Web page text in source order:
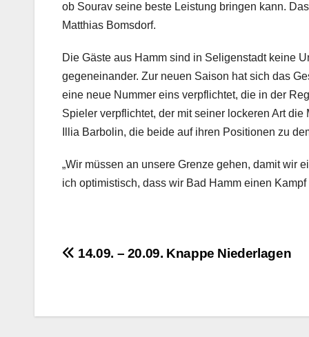
ob Sourav seine beste Leistung bringen kann.
Matthias Bomsdorf.
Die Gäste aus Hamm sind in Seligenstadt keine
gegeneinander. Zur neuen Saison hat sich das
eine neue Nummer eins verpflichtet, die in der
Spieler verpflichtet, der mit seiner lockeren Art
Illia Barbolin, die beide auf ihren Positionen zu
„Wir müssen an unsere Grenze gehen, damit wir
ich optimistisch, dass wir Bad Hamm einen
Beitragsnavigation
14.09. – 20.09. Knappe Niederlagen